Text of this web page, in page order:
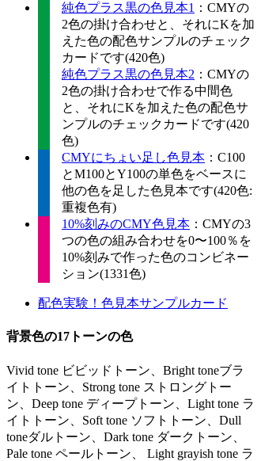
純色プラス黒の色見本1 ：CMYの
2色の掛け合わせと、それにKを加
えた色の配色サンプルのチェック
カードです(420色)
純色プラス黒の色見本2 ：CMYの
2色の掛け合わせで作る中間色
と、それにKを加えた色の配色サ
ンプルのチェックカードです(420
色)
CMYにちょい足し色見本 ：C100
とM100とY100の単色をベースに
他の色を足した色見本です(420色:
重複色有)
10%刻みのCMY色見本 ：CMYの3
つの色の組み合わせを0〜100％を
10%刻みで作った色のコンビネー
ション(1331色)
配色実験！色見本サンプルカード
背景色の17トーンの色
Vivid tone ビビッドトーン、Bright toneブラ
イトトーン、Strong tone ストロングトー
ン、Deep tone ディープトーン、Light tone ラ
イトトーン、Soft tone ソフトトーン、Dull
toneダルトーン、Dark tone ダークトーン、
Pale tone ペールトーン、 Light grayish tone ラ